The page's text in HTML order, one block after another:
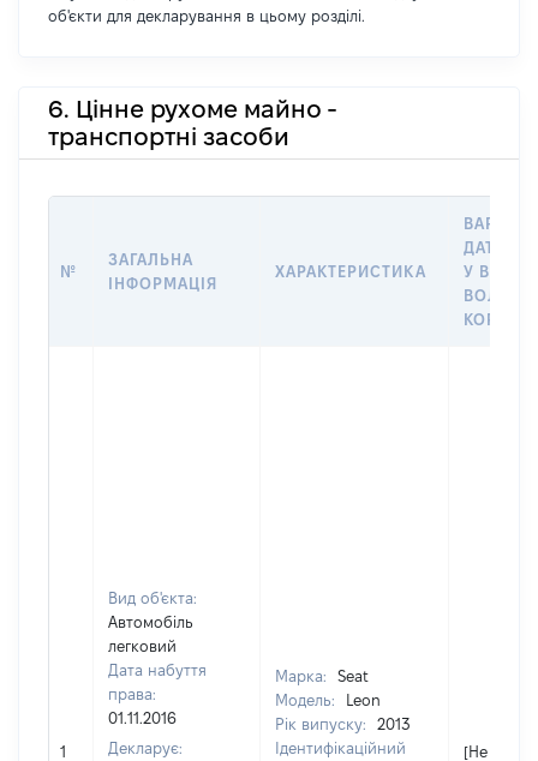
об'єкти для декларування в цьому розділі.
6. Цінне рухоме майно -
транспортні засоби
№
ЗАГАЛЬНА
ІНФОРМАЦІЯ
ХАРАКТЕРИСТИКА
ДАТУ
У
1
Вид об'єкта:
Автомобіль
легковий
Дата набуття
права:
01.11.2016
Декларує:
Марка:
Seat
Модель:
Leon
Рік випуску:
2013
Ідентифікаційний
[Не